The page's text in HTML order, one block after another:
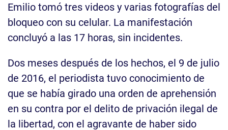
Emilio tomó tres videos y varias fotografías del
bloqueo con su celular. La manifestación
concluyó a las 17 horas, sin incidentes.
Dos meses después de los hechos, el 9 de julio
de 2016, el periodista tuvo conocimiento de
que se había girado una orden de aprehensión
en su contra por el delito de privación ilegal de
la libertad, con el agravante de haber sido